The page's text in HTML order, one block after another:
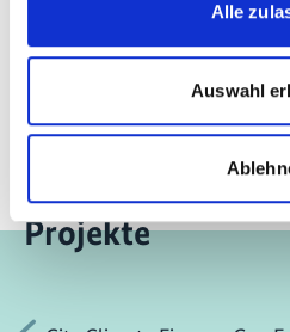
Alle
Auswahl
Seite teilenhttps://
initiative.com/NEWS1772
Projekte